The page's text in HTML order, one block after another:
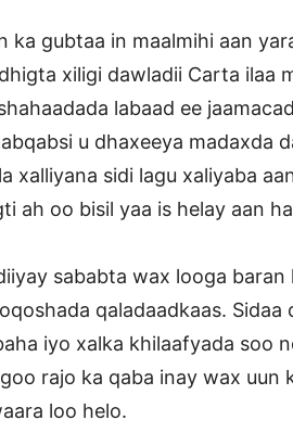
ka gubtaa in maalmihi aan
xiligi dawladii Carta ilaa
labaad ee
u dhaxeeya madaxda
xalliyana sidi lagu xaliyaba
ah oo bisil yaa is helay aan
sababta wax looga baran
qaladaadkaas. Sidaa
iyo xalka khilaafyada soo
rajo ka qaba inay wax uun
loo helo.